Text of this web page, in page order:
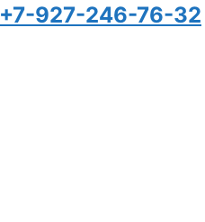
+7-927-246-76-32